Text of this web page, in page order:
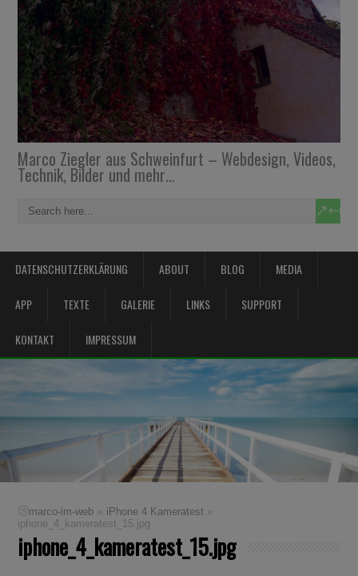
Marco Ziegler aus Schweinfurt – Webdesign, Videos,
Technik, Bilder und mehr…
DATENSCHUTZERKLÄRUNG ABOUT BLOG MEDIA
APP TEXTE GALERIE LINKS SUPPORT
KONTAKT IMPRESSUM
marco-im-web » iPhone 4 Kameratest »
iphone_4_kameratest_15.jpg
iphone_4_kameratest_15.jpg